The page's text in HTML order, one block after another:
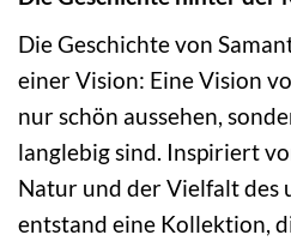
Die Geschichte von
einer Vision: Eine Vision
nur schön aussehen,
langlebig sind. Inspiriert
Natur und der Vielfalt des
entstand eine Kollektion,